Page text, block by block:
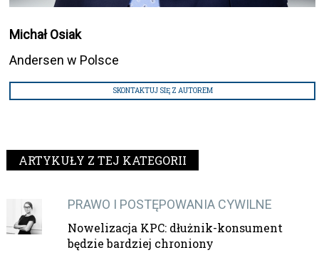
Michał Osiak
Andersen w Polsce
SKONTAKTUJ SIĘ Z AUTOREM
ARTYKUŁY Z TEJ KATEGORII
PRAWO I POSTĘPOWANIA CYWILNE
Nowelizacja KPC: dłużnik-konsument
będzie bardziej chroniony